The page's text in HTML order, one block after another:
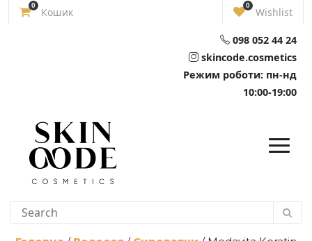
Skip
0
Кошик
0
Wishlist
098 052 44 24
skincode.cosmetics
Режим роботи: пн-нд
10:00-19:00